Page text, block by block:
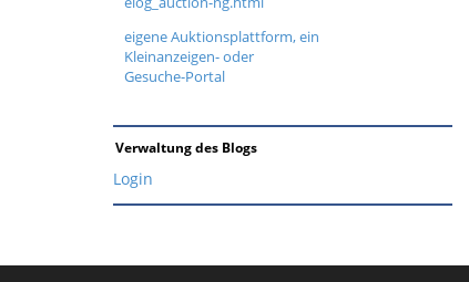
eigene Auktionsplattform, ein
Kleinanzeigen- oder
Gesuche-Portal
Verwaltung des Blogs
Login